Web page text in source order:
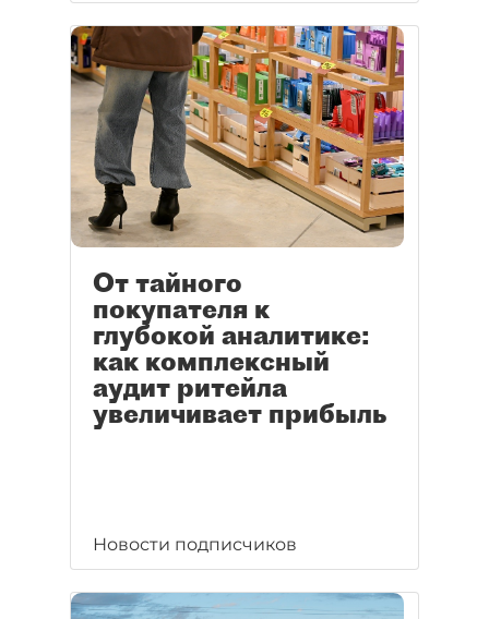
От тайного
покупателя к
глубокой аналитике:
как комплексный
аудит ритейла
увеличивает прибыль
Новости подписчиков